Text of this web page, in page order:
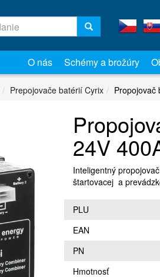
O nás Schémy a brožúry
Prepojovače batérií Cyrix Propojovač
24V
Inteligentný
štartovacej a
PLU
EAN
PN
Hmotnosť